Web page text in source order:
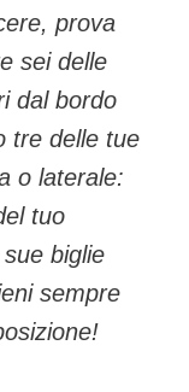
prova
sei delle
dal bordo
tre delle tue
o laterale:
tuo
biglie
sempre